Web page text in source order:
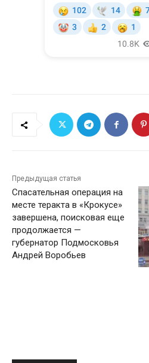
Предыдущая статья
Спасательная операция на
месте теракта в «Крокусе»
завершена, поисковая еще
продолжается —
губернатор Подмосковья
Андрей Воробьев